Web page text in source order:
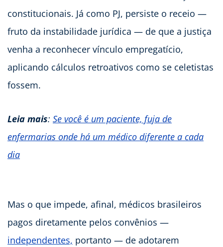
constitucionais. Já como PJ, persiste o receio —
fruto da instabilidade jurídica — de que a justiça
venha a reconhecer vínculo empregatício,
aplicando cálculos retroativos como se celetistas
fossem.
Leia mais: Se você é um paciente, fuja de
enfermarias onde há um médico diferente a cada
dia
Mas o que impede, afinal, médicos brasileiros
pagos diretamente pelos convênios —
independentes, portanto — de adotarem